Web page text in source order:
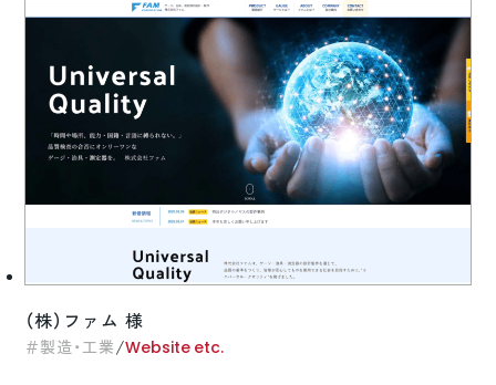
（株）ファム 様
製造・工業 /Website etc.